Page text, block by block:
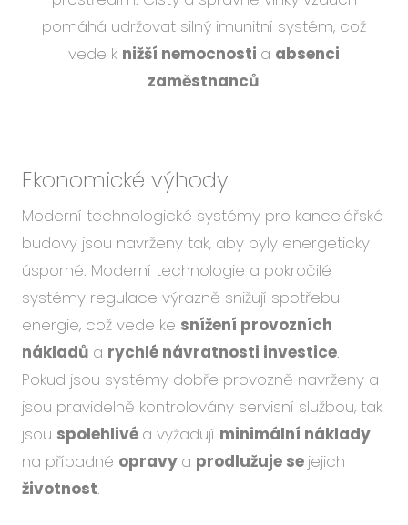
pomáhá udržovat silný imunitní systém, což
vede k nižší nemocnosti a absenci
zaměstnanců.
Ekonomické výhody
Moderní technologické systémy pro kancelářské
budovy jsou navrženy tak, aby byly energeticky
úsporné. Moderní technologie a pokročilé
systémy regulace výrazně snižují spotřebu
energie, což vede ke snížení provozních
nákladů a rychlé návratnosti investice.
Pokud jsou systémy dobře provozně navrženy a
jsou pravidelně kontrolovány servisní službou, tak
jsou spolehlivé a vyžadují minimální náklady
na případné opravy a prodlužuje se jejich
životnost.